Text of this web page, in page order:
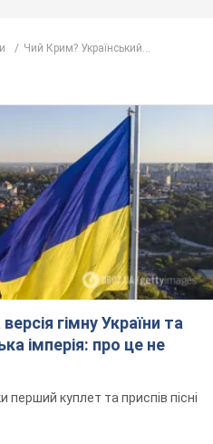
Чий Крим? Український...
гімну України та
імперія: про це не
куплет та приспів пісні